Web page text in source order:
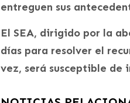
entreguen sus
El SEA, dirigido por la
días para resolver el
vez, será susceptible de